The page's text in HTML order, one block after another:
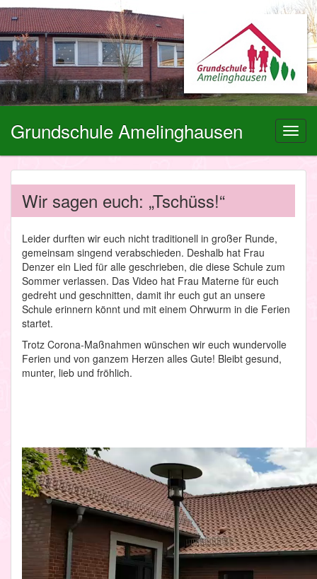
Grundschule Amelinghausen
Wir sagen euch: „Tschüss!“
Leider durften wir euch nicht traditionell in großer Runde,
gemeinsam singend verabschieden. Deshalb hat Frau
Denzer ein Lied für alle geschrieben, die diese Schule zum
Sommer verlassen. Das Video hat Frau Materne für euch
gedreht und geschnitten, damit ihr euch gut an unsere
Schule erinnern könnt und mit einem Ohrwurm in die Ferien
startet.
Trotz Corona-Maßnahmen wünschen wir euch wundervolle
Ferien und von ganzem Herzen alles Gute! Bleibt gesund,
munter, lieb und fröhlich.